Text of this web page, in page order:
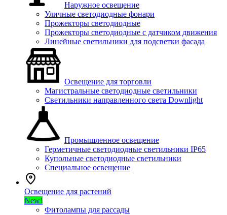
Наружное освещение
Уличные светодиодные фонари
Прожекторы светодиодные
Прожекторы светодиодные с датчиком движения
Линейные светильники для подсветки фасада
Освещение для торговли
Магистральные светодиодные светильники
Светильники направленного света Downlight
Промышленное освещение
Герметичные светодиодные светильники IP65
Купольные светодиодные светильники
Специальное освещение
Освещение для растений
New!
Фитолампы для рассады